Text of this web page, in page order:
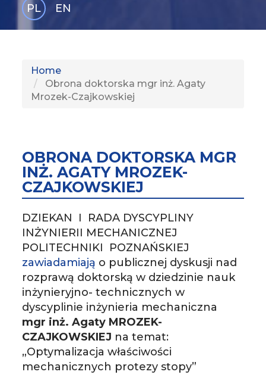
PL
EN
Home
Obrona doktorska mgr inż. Agaty
Mrozek-Czajkowskiej
OBRONA DOKTORSKA MGR
INŻ. AGATY MROZEK-
CZAJKOWSKIEJ
DZIEKAN I RADA DYSCYPLINY
INŻYNIERII MECHANICZNEJ
POLITECHNIKI POZNAŃSKIEJ
zawiadamiają o publicznej dyskusji nad
rozprawą doktorską w dziedzinie nauk
inżynieryjno- technicznych w
dyscyplinie inżynieria mechaniczna
mgr inż. Agaty MROZEK-
CZAJKOWSKIEJ na temat:
„Optymalizacja właściwości
mechanicznych protezy stopy”